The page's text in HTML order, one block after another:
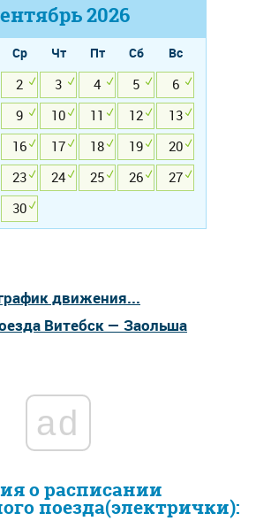
о расписании
поезда(электрички):
2026
Ср Чт Пт Сб
Вс
2 3 4 5
6
9 10 11 12
13
16 17 18 19
20
23 24 25 26
27
30
движения...
Витебск — Заольша
ad